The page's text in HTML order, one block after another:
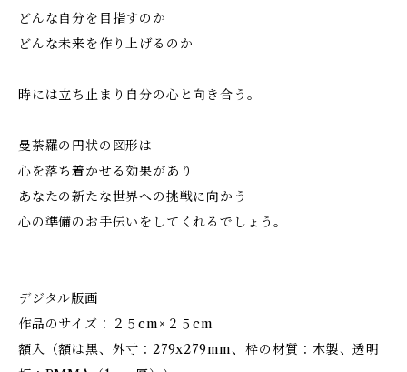
どんな自分を目指すのか
どんな未来を作り上げるのか
時には立ち止まり自分の心と向き合う。
曼荼羅の円状の図形は
心を落ち着かせる効果があり
あなたの新たな世界への挑戦に向かう
心の準備のお手伝いをしてくれるでしょう。
デジタル版画
作品のサイズ：２５cm×２５cm
額入（額は黒、外寸：279x279mm、枠の材質：木製、透明